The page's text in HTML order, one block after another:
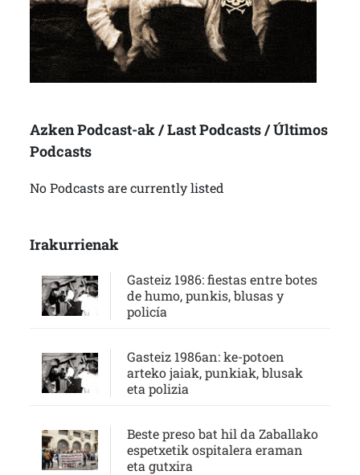
Azken Podcast-ak / Last Podcasts / Últimos
Podcasts
No Podcasts are currently listed
Irakurrienak
Gasteiz 1986: fiestas entre botes
de humo, punkis, blusas y
policía
Gasteiz 1986an: ke-potoen
arteko jaiak, punkiak, blusak
eta polizia
Beste preso bat hil da Zaballako
espetxetik ospitalera eraman
eta gutxira